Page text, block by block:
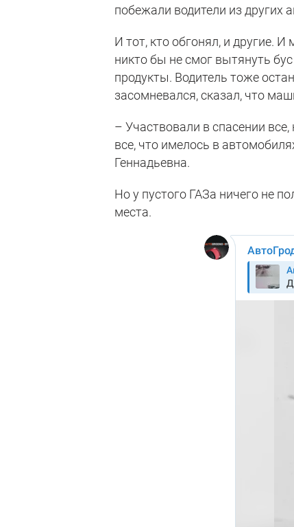
побежали водители из других
И тот, кто обгонял, и другие.
никто бы не смог вытянуть
продукты. Водитель тоже
засомневался, сказал, что
– Участвовали в спасении
все, что имелось в
Геннадьевна.
Но у пустого ГАЗа ничего не
места.